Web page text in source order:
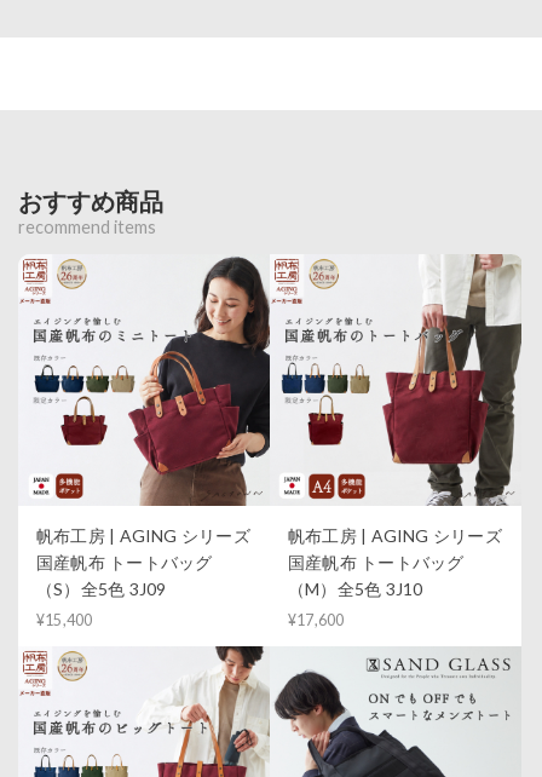
おすすめ商品
recommend items
帆布工房 | AGING シリーズ
国産帆布 トートバッグ
（S）全5色 3J09
¥15,400
帆布工房 | AGING シリーズ
国産帆布 トートバッグ
（M）全5色 3J10
¥17,600